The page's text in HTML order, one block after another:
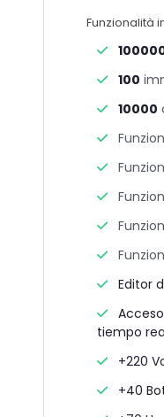
Funzionalità
100
10000
Editor
tiempo
+220
+40